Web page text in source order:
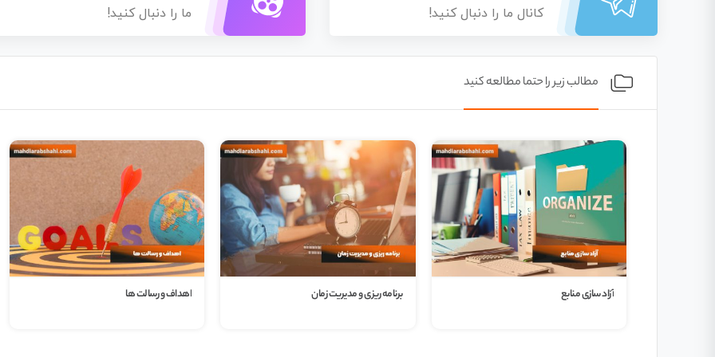
کانال ما را دنبال کنید! ما را دنبال کنید!
مطالب زیر را حتما مطالعه کنید
آزاد سازی منابع برنامه ریزی و مدیریت زمان اهداف و رسالت ها